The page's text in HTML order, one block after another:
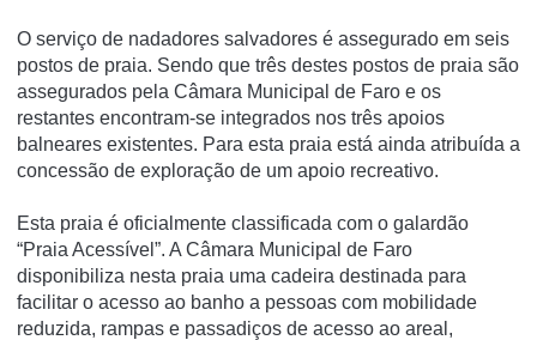
O serviço de nadadores salvadores é assegurado em seis
postos de praia. Sendo que três destes postos de praia são
assegurados pela Câmara Municipal de Faro e os
restantes encontram-se integrados nos três apoios
balneares existentes. Para esta praia está ainda atribuída a
concessão de exploração de um apoio recreativo.
Esta praia é oficialmente classificada com o galardão
“Praia Acessível”. A Câmara Municipal de Faro
disponibiliza nesta praia uma cadeira destinada para
facilitar o acesso ao banho a pessoas com mobilidade
reduzida, rampas e passadiços de acesso ao areal,